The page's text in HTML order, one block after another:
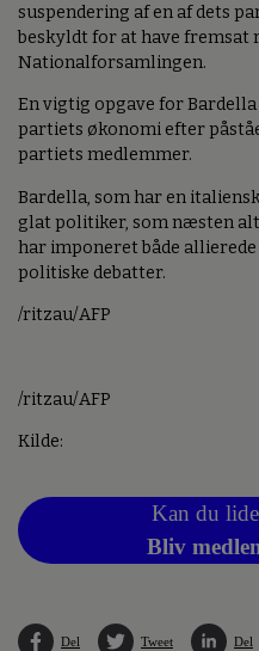
suspendering af en af dets
beskyldt for at have fremsat
Nationalforsamlingen.
En vigtig opgave for
partiets økonomi efter
partiets medlemmer.
Bardella, som har en
glat politiker, som næsten
har imponeret både
politiske debatter.
/ritzau/AFP
/ritzau/AFP
Kilde:
Kan du
Bliv
Del Tweet Del